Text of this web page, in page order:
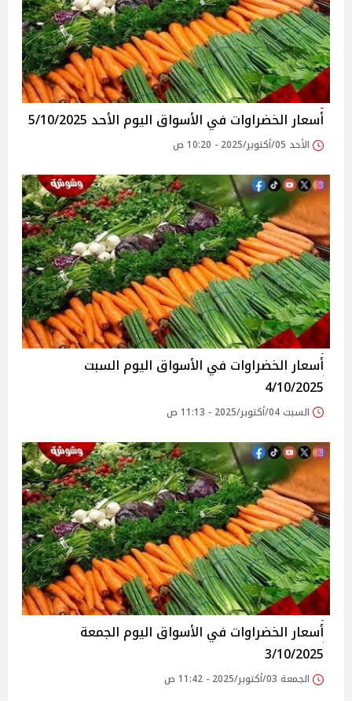
أسعار الخضراوات في الأسواق‎‎ اليوم الأحد 5/10/2025
الأحد 05/أكتوبر/2025 - 10:20 ص
أسعار الخضراوات في الأسواق‎‎ اليوم السبت
4/10/2025
السبت 04/أكتوبر/2025 - 11:13 ص
أسعار الخضراوات في الأسواق‎‎ اليوم الجمعة
3/10/2025
الجمعة 03/أكتوبر/2025 - 11:42 ص